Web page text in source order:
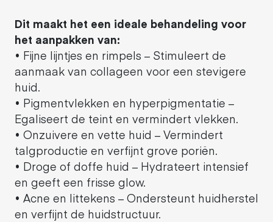
Dit maakt het een ideale behandeling voor
het aanpakken van:
• Fijne lijntjes en rimpels – Stimuleert de
aanmaak van collageen voor een stevigere
huid.
• Pigmentvlekken en hyperpigmentatie –
Egaliseert de teint en vermindert vlekken.
• Onzuivere en vette huid – Vermindert
talgproductie en verfijnt grove poriën.
• Droge of doffe huid – Hydrateert intensief
en geeft een frisse glow.
• Acne en littekens – Ondersteunt huidherstel
en verfijnt de huidstructuur.